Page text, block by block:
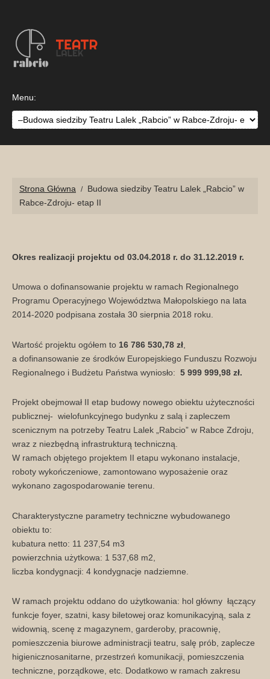
nawigacji
głównej
sekcji
treści
sekcji
stopka
TEATR LALEK RABCIO
Strona Główna
Budowa siedziby Teatru Lalek „Rabcio” w
Rabce-Zdroju- etap II
Okres realizacji projektu od 03.04.2018 r. do 31.12.2019 r.
Umowa o dofinansowanie projektu w ramach Regionalnego
Programu Operacyjnego Województwa Małopolskiego na lata
2014-2020 podpisana została 30 sierpnia 2018 roku.
Wartość projektu ogółem to 16 786 530,78 zł
a dofinansowanie ze środków Europejskiego Funduszu Rozwoju
Regionalnego i Budżetu Państwa wyniosło: 5 999 999,98 zł.
Projekt obejmował II etap budowy nowego obiektu użyteczności
publicznej- wielofunkcyjnego budynku z salą i zapleczem
scenicznym na potrzeby Teatru Lalek „Rabcio” w Rabce Zdroju,
wraz z niezbędną infrastrukturą techniczną.
W ramach objętego projektem II etapu wykonano instalacje,
roboty wykończeniowe, zamontowano wyposażenie oraz
wykonano zagospodarowanie terenu.
Charakterystyczne parametry techniczne wybudowanego
obiektu to:
kubatura netto: 11 237,54 m3
powierzchnia użytkowa: 1 537,68 m2,
liczba kondygnacji: 4 kondygnacje nadziemne.
W ramach projektu oddano do użytkowania: hol główny łączący
funkcje foyer, szatni, kasy biletowej oraz komunikacyjną, sala z
widownią, scenę z magazynem, garderoby, pracownię,
pomieszczenia biurowe administracji teatru, salę prób, zaplecze
higienicznosanitarne, przestrzeń komunikacji, pomieszczenia
techniczne, porządkowe, etc. Dodatkowo w ramach zakresu